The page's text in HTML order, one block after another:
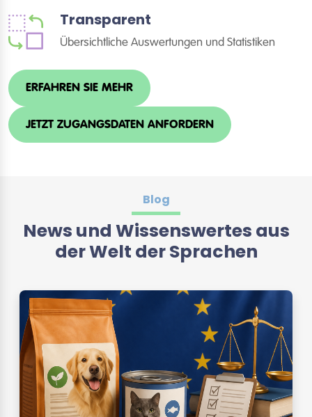
Transparent
Übersichtliche Auswertungen und Statistiken
ERFAHREN SIE MEHR
JETZT ZUGANGSDATEN ANFORDERN
Blog
News und Wissenswertes aus
der Welt der Sprachen